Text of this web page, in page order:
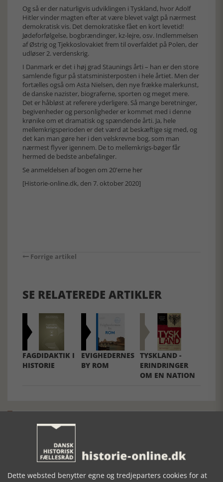
Og så er der naturligvis udviklingen i Tyskland, hvor Adolf
Hitler vinder magten efter at være blevet valgt på nærmest
demokratisk vis. Det demokratiske fået en kort levetid!
Jødeforfølgelse, bogbrændinger, kz-lejre, osv. Indlemmelsen
af Østrig og Tjekkoslovakiet frem til overfaldet på Polen, der
udløser 2. verdenskrig.
I Danmark er det i høj grad Staunings årti – han er den store
samlende figur på statsministerposten i hele årtiet. Men der
fortælles også om Asta Nielsen, den nye frække malerkunst,
de danske nazister, biograferne, sporten og meget mere.
Det er håbløst at referere yderligere. Så mange beretninger,
begivenheder og personligheder er kommet med i denne
krønike om et dramatisk og spændende årti. Ja, hele
mellemkrigsperioden er det værd at beskæftige sig med, og
det kan man gøre her i den velskrevne bog, som man
nærmest flyver igennem. De to mellemkrigs-bøger får
hermed de bedste anbefalinger.
Se anmeldelsen af bogen om 20'erne her
[Historie-online.dk, den 7. oktober 2020]
Forrige artikel
SE RELATEREDE ARTIKLER
FAGDIDAKTIK I
HISTORIE
EVIGHEDERNES
BY ROM
TYSKLAND -
ERINDRINGER
OM EN NATION
Mosefolket
Dette websted benytter egne og tredjeparters cookies for at